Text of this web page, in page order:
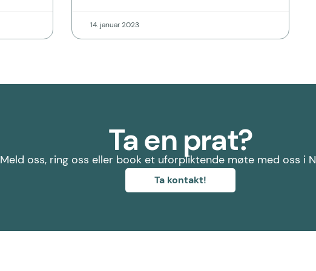
14. januar 2023
Ta en prat?
Meld oss, ring oss eller book et uforpliktende møte med oss i
Ta kontakt!